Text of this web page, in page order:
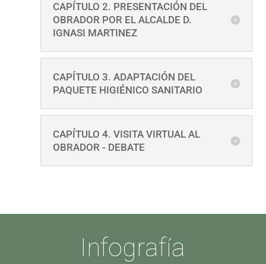
CAPÍTULO 2. PRESENTACIÓN DEL
OBRADOR POR EL ALCALDE D.
IGNASI MARTINEZ
CAPÍTULO 3. ADAPTACIÓN DEL
PAQUETE HIGIÉNICO SANITARIO
CAPÍTULO 4. VISITA VIRTUAL AL
OBRADOR - DEBATE
Infografía